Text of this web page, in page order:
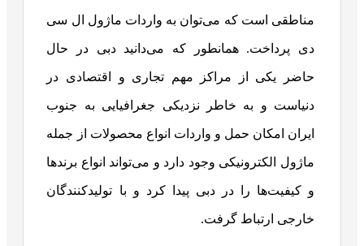
مناطقی است که می‌توان به واردات ماژول ال سی
دی پرداخت. همانطور که می‌دانید دبی در حال
حاضر یکی از مراکز مهم تجاری و اقتصادی در
دنیاست و به خاطر نزدیکی جغرافیایی به جنوب
ایران امکان حمل و واردات انواع محصولات از جمله
ماژول الکترونیکی وجود دارد و می‌تواند انواع برندها
و کیفیت‌ها را در دبی پیدا کرد و با تولیدکنندگان
خارجی ارتباط گرفت.